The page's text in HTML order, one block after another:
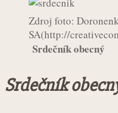
Zdroj foto:
SA(http://
Srdečník obecný
Srdečník